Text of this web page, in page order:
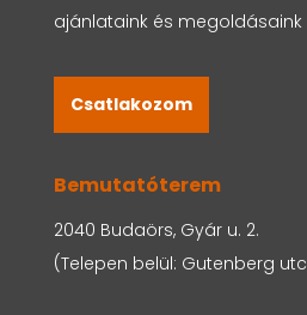
ajánlataink és
Csatlakozom
Bemutatóterem
2040 Budaörs, Gyár u. 2.
(Telepen belül: Gutenberg